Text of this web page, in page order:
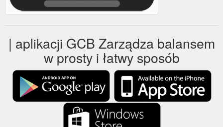
| aplikacji GCB Zarządza balansem
w prosty i łatwy sposób